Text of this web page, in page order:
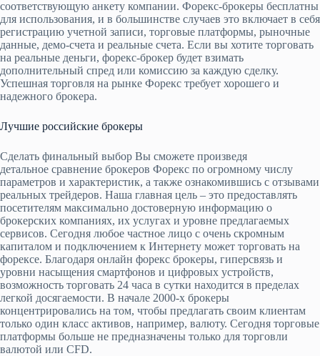
соответствующую анкету компании. Форекс-брокеры бесплатны
для использования, и в большинстве случаев это включает в себя
регистрацию учетной записи, торговые платформы, рыночные
данные, демо-счета и реальные счета. Если вы хотите торговать
на реальные деньги, форекс-брокер будет взимать
дополнительный спред или комиссию за каждую сделку.
Успешная торговля на рынке Форекс требует хорошего и
надежного брокера.
Лучшие российские брокеры
Сделать финальный выбор Вы сможете произведя
детальное сравнение брокеров Форекс по огромному числу
параметров и характеристик, а также ознакомившись с отзывами
реальных трейдеров. Наша главная цель – это предоставлять
посетителям максимально достоверную информацию о
брокерских компаниях, их услугах и уровне предлагаемых
сервисов. Сегодня любое частное лицо с очень скромным
капиталом и подключением к Интернету может торговать на
форексе. Благодаря онлайн форекс брокеры, гиперсвязь и
уровни насыщения смартфонов и цифровых устройств,
возможность торговать 24 часа в сутки находится в пределах
легкой досягаемости. В начале 2000-х брокеры
концентрировались на том, чтобы предлагать своим клиентам
только один класс активов, например, валюту. Сегодня торговые
платформы больше не предназначены только для торговли
валютой или CFD.